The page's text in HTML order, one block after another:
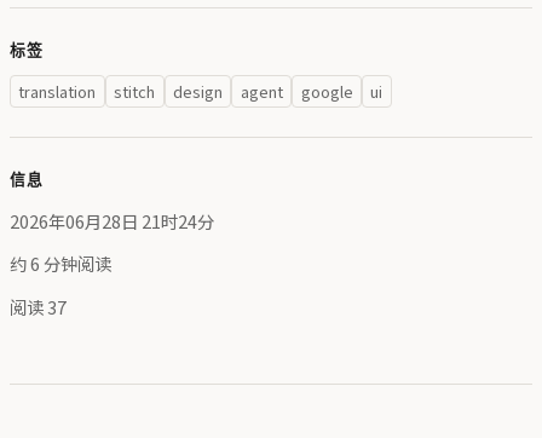
标签
translation stitch design agent google ui
信息
2026年06月28日 21时24分
约 6 分钟阅读
阅读37